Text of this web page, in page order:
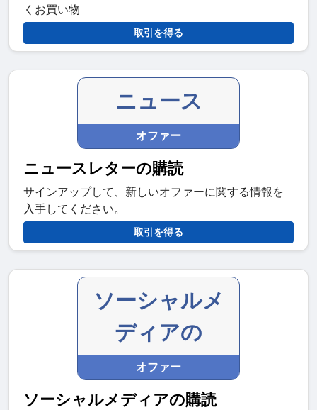
くお買い物
取引を得る
ニュース
オファー
ニュースレターの購読
サインアップして、新しいオファーに関する情報を
入手してください。
取引を得る
ソーシャルメ
ディアの
オファー
ソーシャルメディアの購読